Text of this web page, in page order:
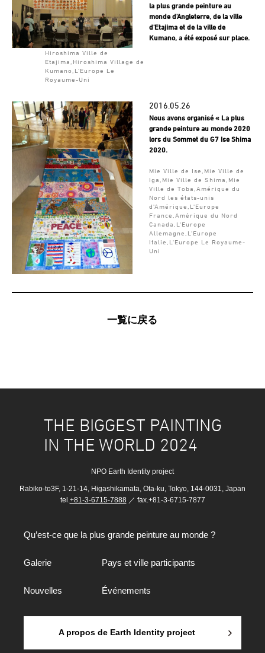
la plus grande peinture au
monde d'Angleterre, de la ville
d'Etajima et de la ville de
Kumano, a été exposé sur place.
Hiroshima Ville de
Etajima,Hiroshima Village de
Kumano,L'Europe Le
Royaume-Uni
2016.05.26
Nous avons organisé « La plus
grande peinture au monde 2020
lors du Sommet du G7 Ise Shima
2020.
Mie Ville de Ise,Mie Ville de
Iga,Mie Ville de Shima,Mie
Ville de Toba,Amérique du
Nord les états-unis
d'Amérique,L'Europe
France,Amérique du Nord
Canada,L'Europe
Allemagne,L'Europe
Italie,L'Europe Le Royaume-
Uni
一覧に戻る
THE BIGGEST PAINTING
IN THE WORLD 2024
NPO Earth Identity project
Rabiko-to3F, 1-21-14, Higashikamata, Ota-ku, Tokyo, 144-0031, Japan
tel. +81-3-6715-7888／ fax.+81-3-6715-7877
Qu’est-ce que la plus grande peinture au monde ?
Galerie Pays et ville participants
Nouvelles Événements
A propos de Earth Identity project